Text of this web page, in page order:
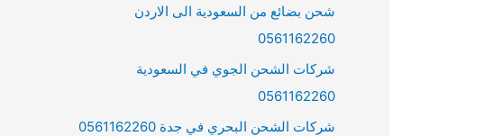
شحن بضائع من السعودية الى الاردن
0561162260
شركات الشحن الجوي في السعودية
0561162260
شركات الشحن البحري في جدة 0561162260